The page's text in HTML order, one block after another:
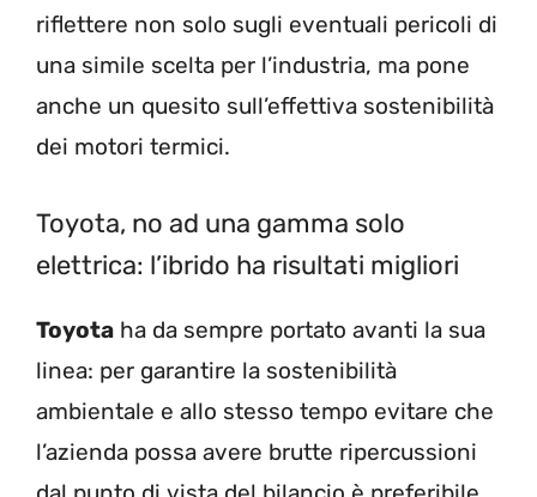
riflettere non solo sugli eventuali pericoli di
una simile scelta per l’industria, ma pone
anche un quesito sull’effettiva sostenibilità
dei motori termici.
Toyota, no ad una gamma solo
elettrica: l’ibrido ha risultati migliori
Toyota ha da sempre portato avanti la sua
linea: per garantire la sostenibilità
ambientale e allo stesso tempo evitare che
l’azienda possa avere brutte ripercussioni